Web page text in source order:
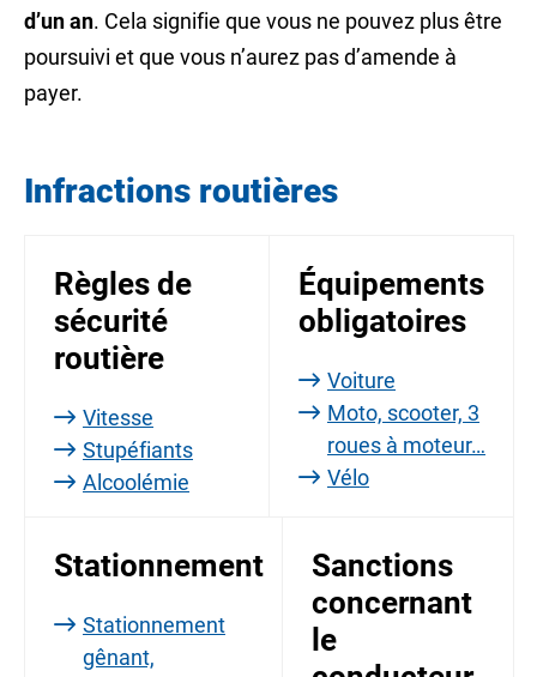
d’un an. Cela signifie que vous ne pouvez plus être
poursuivi et que vous n’aurez pas d’amende à
payer.
Infractions routières
Règles de
sécurité
routière
Vitesse
Stupéfiants
Alcoolémie
Équipements
obligatoires
Voiture
Moto, scooter, 3
roues à moteur…
Vélo
Stationnement
Stationnement
gênant,
Sanctions
concernant
le